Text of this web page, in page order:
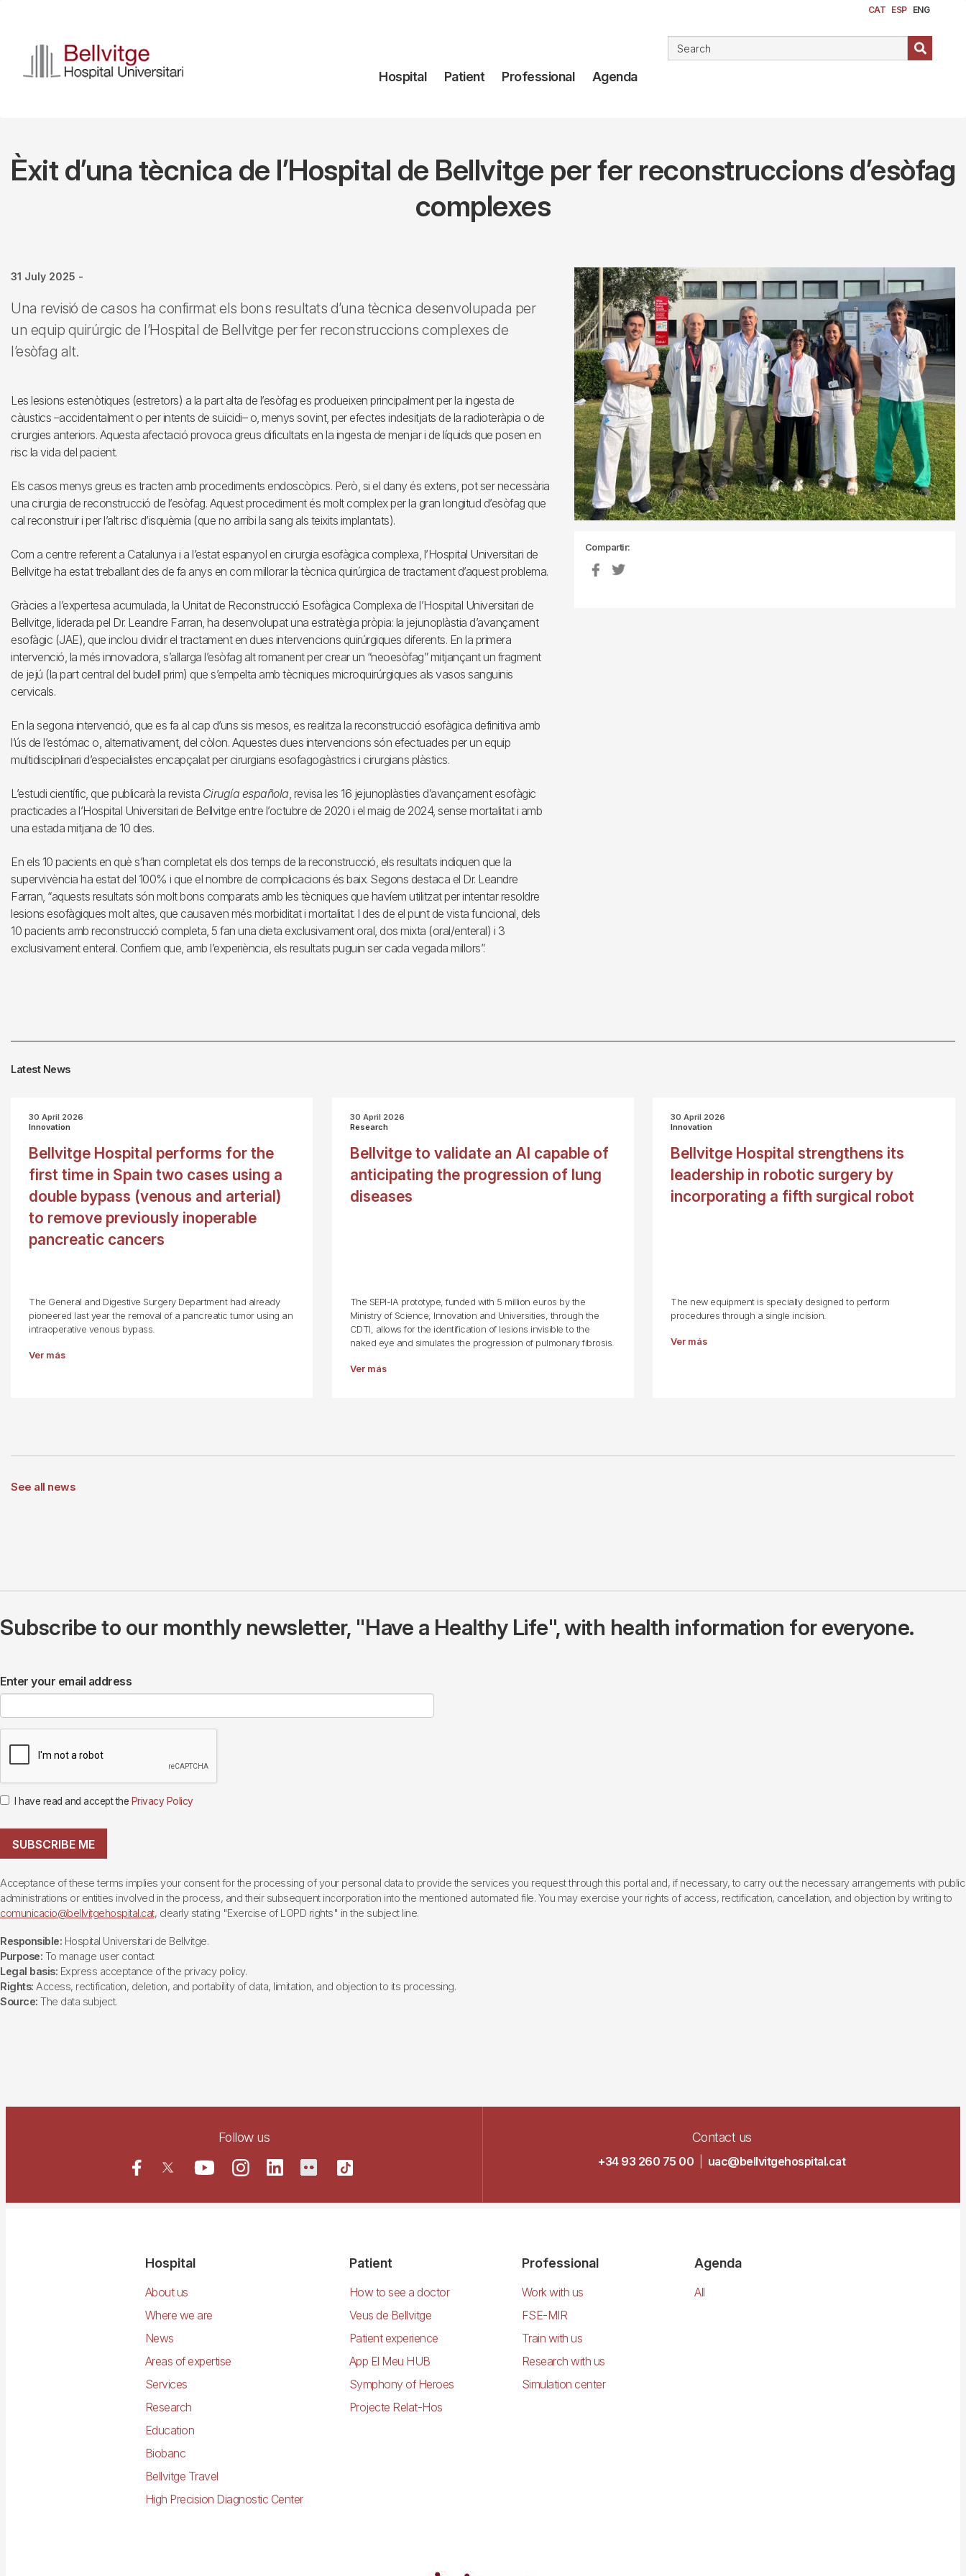
content
CAT ESP ENG
Navegación
Hospital Patient Professional Agenda
Èxit d’una tècnica de l’Hospital de Bellvitge per fer reconstruccions d’esòfag
complexes
31 July 2025 -
Una revisió de casos ha confirmat els bons resultats d’una tècnica desenvolupada per
un equip quirúrgic de l’Hospital de Bellvitge per fer reconstruccions complexes de
l’esòfag alt.
Les lesions estenòtiques (estretors) a la part alta de l’esòfag es produeixen principalment per la ingesta de
càustics –accidentalment o per intents de suïcidi– o, menys sovint, per efectes indesitjats de la radioteràpia o de
cirurgies anteriors. Aquesta afectació provoca greus dificultats en la ingesta de menjar i de líquids que posen en
risc la vida del pacient.
Els casos menys greus es tracten amb procediments endoscòpics. Però, si el dany és extens, pot ser necessària
una cirurgia de reconstrucció de l’esòfag. Aquest procediment és molt complex per la gran longitud d’esòfag que
cal reconstruir i per l’alt risc d’isquèmia (que no arribi la sang als teixits implantats).
Com a centre referent a Catalunya i a l’estat espanyol en cirurgia esofàgica complexa, l’Hospital Universitari de
Bellvitge ha estat treballant des de fa anys en com millorar la tècnica quirúrgica de tractament d’aquest problema.
Gràcies a l’expertesa acumulada, la Unitat de Reconstrucció Esofàgica Complexa de l’Hospital Universitari de
Bellvitge, liderada pel Dr. Leandre Farran, ha desenvolupat una estratègia pròpia: la jejunoplàstia d’avançament
esofàgic (JAE), que inclou dividir el tractament en dues intervencions quirúrgiques diferents. En la primera
intervenció, la més innovadora, s’allarga l’esòfag alt romanent per crear un “neoesòfag” mitjançant un fragment
de jejú (la part central del budell prim) que s’empelta amb tècniques microquirúrgiques als vasos sanguinis
cervicals.
En la segona intervenció, que es fa al cap d’uns sis mesos, es realitza la reconstrucció esofàgica definitiva amb
l’ús de l’estómac o, alternativament, del còlon. Aquestes dues intervencions són efectuades per un equip
multidisciplinari d’especialistes encapçalat per cirurgians esofagogàstrics i cirurgians plàstics.
L’estudi científic, que publicarà la revista Cirugía española, revisa les 16 jejunoplàsties d’avançament esofàgic
practicades a l’Hospital Universitari de Bellvitge entre l’octubre de 2020 i el maig de 2024, sense mortalitat i amb
una estada mitjana de 10 dies.
En els 10 pacients en què s’han completat els dos temps de la reconstrucció, els resultats indiquen que la
supervivència ha estat del 100% i que el nombre de complicacions és baix. Segons destaca el Dr. Leandre
Farran, “aquests resultats són molt bons comparats amb les tècniques que havíem utilitzat per intentar resoldre
lesions esofàgiques molt altes, que causaven més morbiditat i mortalitat. I des de el punt de vista funcional, dels
10 pacients amb reconstrucció completa, 5 fan una dieta exclusivament oral, dos mixta (oral/enteral) i 3
exclusivament enteral. Confiem que, amb l’experiència, els resultats puguin ser cada vegada millors”.
Compartir:
Latest News
30 April 2026
Innovation
Bellvitge Hospital performs for the
first time in Spain two cases using a
double bypass (venous and arterial)
to remove previously inoperable
pancreatic cancers
The General and Digestive Surgery Department had already
pioneered last year the removal of a pancreatic tumor using an
intraoperative venous bypass.
Ver más
30 April 2026
Research
Bellvitge to validate an AI capable of
anticipating the progression of lung
diseases
The SEPI-IA prototype, funded with 5 million euros by the
Ministry of Science, Innovation and Universities, through the
CDTI, allows for the identification of lesions invisible to the
naked eye and simulates the progression of pulmonary fibrosis.
Ver más
30 April 2026
Innovation
Bellvitge Hospital strengthens its
leadership in robotic surgery by
incorporating a fifth surgical robot
The new equipment is specially designed to perform
procedures through a single incision.
Ver más
See all news
Subscribe to our monthly newsletter, "Have a Healthy Life", with health information for everyone.
Enter your email address
I have read and accept the Privacy Policy
SUBSCRIBE ME
Acceptance of these terms implies your consent for the processing of your personal data to provide the services you request through this portal and, if necessary, to carry out the necessary arrangements with public
administrations or entities involved in the process, and their subsequent incorporation into the mentioned automated file. You may exercise your rights of access, rectification, cancellation, and objection by writing to
comunicacio@bellvitgehospital.cat, clearly stating "Exercise of LOPD rights" in the subject line.
Responsible: Hospital Universitari de Bellvitge.
Purpose: To manage user contact
Legal basis: Express acceptance of the privacy policy.
Rights: Access, rectification, deletion, and portability of data, limitation, and objection to its processing.
Source: The data subject.
Follow us Contact us
+34 93 260 75 00 uac@bellvitgehospital.cat
Hospital
About us
Where we are
News
Areas of expertise
Services
Research
Education
Biobanc
Bellvitge Travel
High Precision Diagnostic Center
Patient
How to see a doctor
Veus de Bellvitge
Patient experience
App El Meu HUB
Symphony of Heroes
Projecte Relat-Hos
Professional
Work with us
FSE-MIR
Train with us
Research with us
Simulation center
Agenda
All